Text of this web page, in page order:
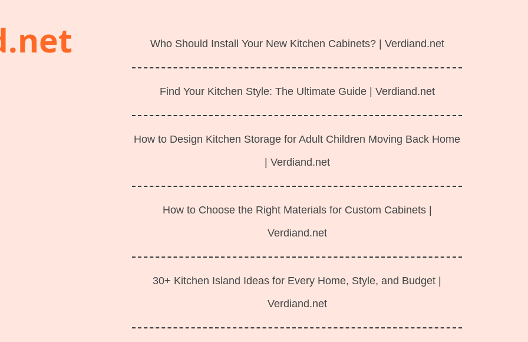
Who Should Install Your New Kitchen Cabinets? | Verdiand.net
Find Your Kitchen Style: The Ultimate Guide | Verdiand.net
How to Design Kitchen Storage for Adult Children Moving Back Home
| Verdiand.net
How to Choose the Right Materials for Custom Cabinets |
Verdiand.net
30+ Kitchen Island Ideas for Every Home, Style, and Budget |
Verdiand.net